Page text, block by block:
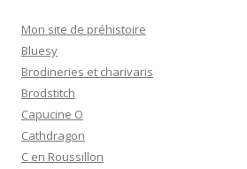
Mon site de préhistoire
Bluesy
Brodineries et charivaris
Brodstitch
Capucine O
Cathdragon
C en Roussillon